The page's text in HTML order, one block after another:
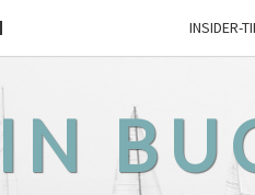
INSIDER-